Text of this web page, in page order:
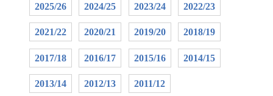
2025/26 2024/25 2023/24 2022/23
2021/22 2020/21 2019/20 2018/19
2017/18 2016/17 2015/16 2014/15
2013/14 2012/13 2011/12